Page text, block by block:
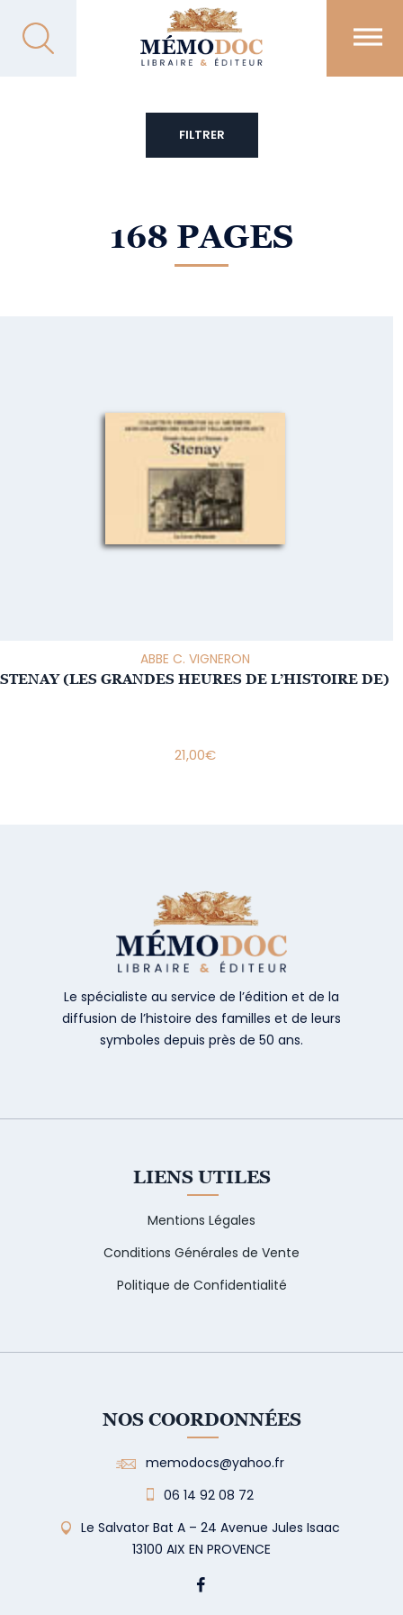
168 PAGES
ABBE C. VIGNERON
STENAY (LES GRANDES HEURES DE L’HISTOIRE DE)
21,00€
FILTRER
Le spécialiste au service de l’édition et de la
diffusion de l’histoire des familles et de leurs
symboles depuis près de 50 ans.
LIENS UTILES
Mentions Légales
Conditions Générales de Vente
Politique de Confidentialité
NOS COORDONNÉES
memodocs@yahoo.fr
06 14 92 08 72
Le Salvator Bat A – 24 Avenue Jules Isaac
13100 AIX EN PROVENCE